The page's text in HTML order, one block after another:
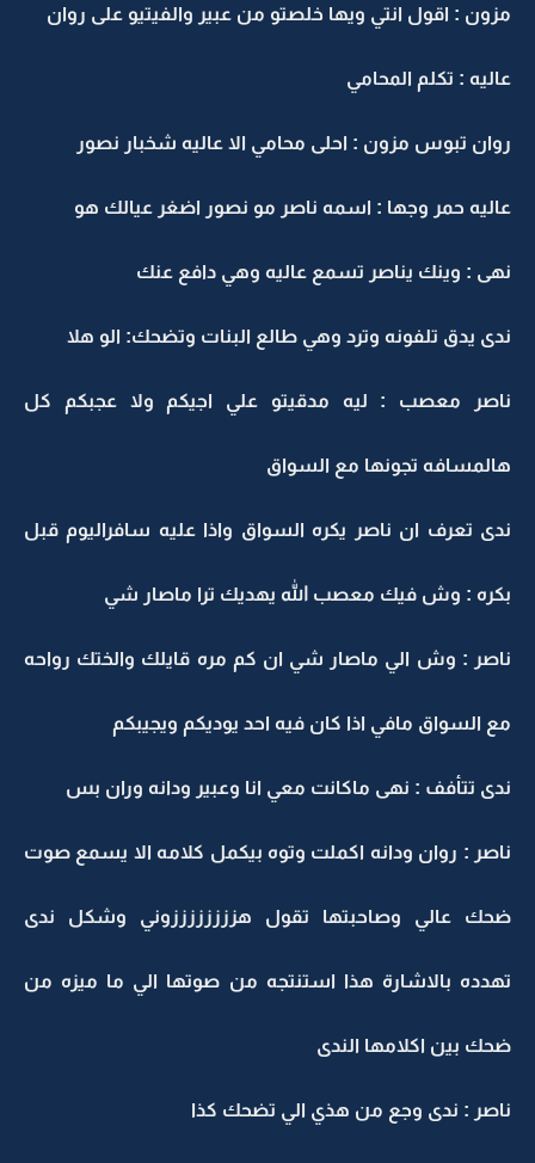
مزون : اقول انتي ويها خلصتو من عبير والفيتيو على روان
عاليه : تكلم المحامي
روان تبوس مزون : احلى محامي الا عاليه شخبار نصور
عاليه حمر وجها : اسمه ناصر مو نصور اضغر عيالك هو
نهى : وينك يناصر تسمع عاليه وهي دافع عنك
ندى يدق تلفونه وترد وهي طالع البنات وتضحك: الو هلا
ناصر معصب : ليه مدقيتو علي اجيكم ولا عجبكم كل
هالمسافه تجونها مع السواق
ندى تعرف ان ناصر يكره السواق واذا عليه سافراليوم قبل
بكره : وش فيك معصب الله يهديك ترا ماصار شي
ناصر : وش الي ماصار شي ان كم مره قايلك والختك رواحه
مع السواق مافي اذا كان فيه احد يوديكم ويجيبكم
ندى تتأفف : نهى ماكانت معي انا وعبير ودانه وران بس
ناصر : روان ودانه اكملت وتوه بيكمل كلامه الا يسمع صوت
ضحك عالي وصاحبتها تقول هززززززززوني وشكل ندى
تهدده بالاشارة هذا استنتجه من صوتها الي ما ميزه من
ضحك بين اكلامها الندى
ناصر : ندى وجع من هذي الي تضحك كذا